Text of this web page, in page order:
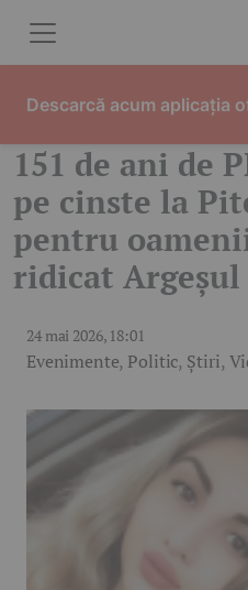
151 de ani de
pe cinste la
pentru
ridicat
24 mai 2026, 18:01
Evenimente, Politic, Știri,
Descarcă acum aplicația